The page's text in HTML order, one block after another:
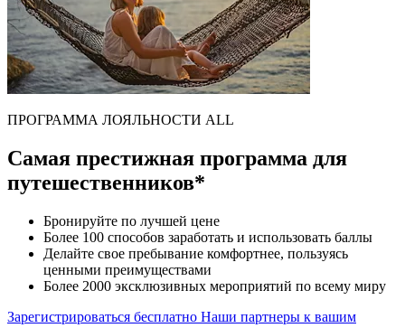
ПРОГРАММА ЛОЯЛЬНОСТИ ALL
Самая престижная программа для
путешественников*
Бронируйте по лучшей цене
Более 100 способов заработать и использовать баллы
Делайте свое пребывание комфортнее, пользуясь
ценными преимуществами
Более 2000 эксклюзивных мероприятий по всему миру
Зарегистрироваться бесплатно Наши партнеры к вашим